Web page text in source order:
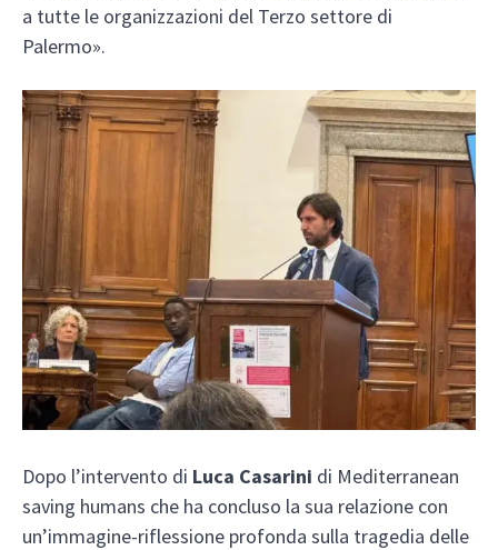
a tutte le organizzazioni del Terzo settore di
Palermo».
Dopo l’intervento di Luca Casarini di Mediterranean
saving humans che ha concluso la sua relazione con
un’immagine-riflessione profonda sulla tragedia delle